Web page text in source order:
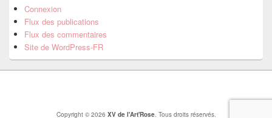
Connexion
Flux des publications
Flux des commentaires
Site de WordPress-FR
Copyright © 2026 XV de l'Art'Rose. Tous droits réservés.